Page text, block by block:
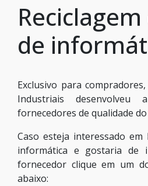
de
Exclusivo para
Industriais
fornecedores de qualidade
Caso esteja interessado em
informática e gostaria de
fornecedor clique em um
abaixo: